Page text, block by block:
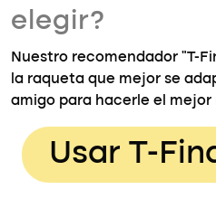
elegir?
Nuestro recomendador "T-
la raqueta que mejor se
amigo para hacerle el mejor
Usar T-